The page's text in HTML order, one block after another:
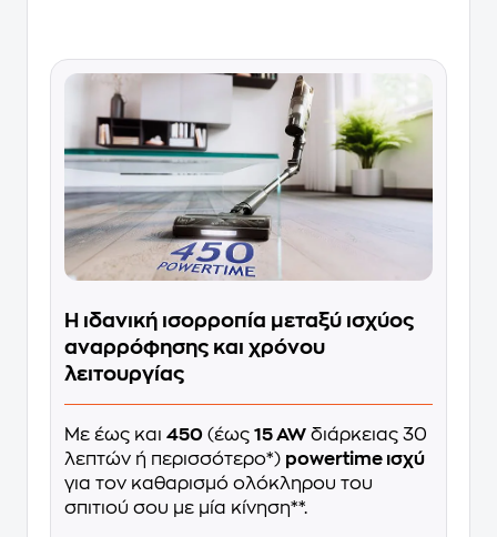
Η ιδανική ισορροπία μεταξύ ισχύος
αναρρόφησης και χρόνου
λειτουργίας
Με έως και 450 (έως 15 AW διάρκειας 30
λεπτών ή περισσότερο*) powertime ισχύ
για τον καθαρισμό ολόκληρου του
σπιτιού σου με μία κίνηση**.